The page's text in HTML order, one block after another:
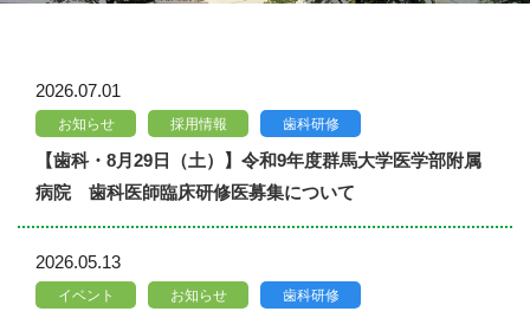
2026.07.01
お知らせ 採用情報 歯科研修
【歯科・8月29日（土）】令和9年度群馬大学医学部附属
病院 歯科医師臨床研修医募集について
2026.05.13
イベント お知らせ 歯科研修